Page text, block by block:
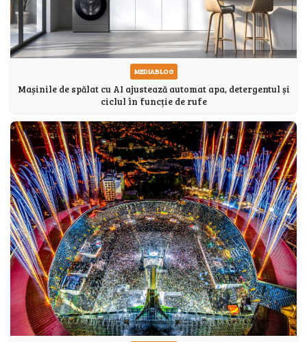
MEDIABLOG
Mașinile de spălat cu AI ajustează automat apa, detergentul și
ciclul în funcție de rufe